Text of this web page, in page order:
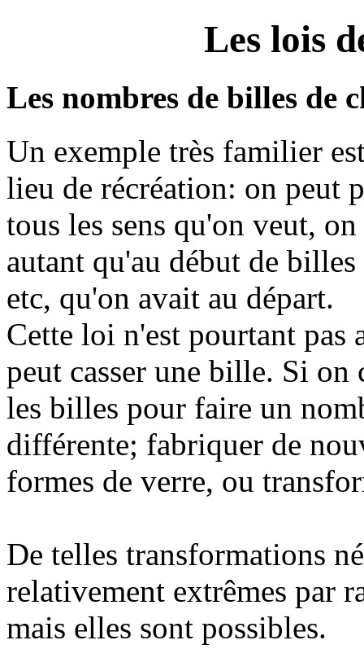
Les lois
Les nombres de billes de
Un exemple très familier
lieu de récréation: on peut
tous les sens qu'on veut,
autant qu'au début de
etc, qu'on avait au départ.
Cette loi n'est pourtant pas
peut casser une bille. Si
les billes pour faire un
différente; fabriquer de
formes de verre, ou
De telles transformations
relativement extrêmes par
mais elles sont possibles.